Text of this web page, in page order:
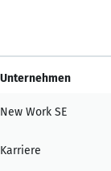
Unternehmen
New Work SE
Karriere